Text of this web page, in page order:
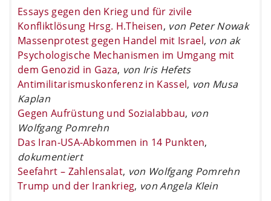
Essays gegen den Krieg und für zivile
Konfliktlösung Hrsg. H.Theisen, von Peter Nowak
Massenprotest gegen Handel mit Israel, von ak
Psychologische Mechanismen im Umgang mit
dem Genozid in Gaza, von Iris Hefets
Antimilitarismuskonferenz in Kassel, von Musa
Kaplan
Gegen Aufrüstung und Sozialabbau, von
Wolfgang Pomrehn
Das Iran-USA-Abkommen in 14 Punkten,
dokumentiert
Seefahrt – Zahlensalat, von Wolfgang Pomrehn
Trump und der Irankrieg, von Angela Klein